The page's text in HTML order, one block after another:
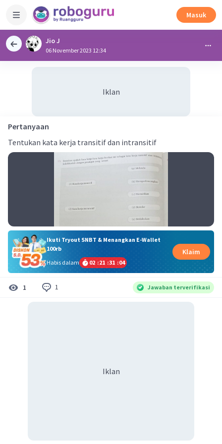
Masuk
Jio J
06 November 2023 12:34
Iklan
Pertanyaan
Tentukan kata kerja transitif dan intransitif
Ikuti Tryout SNBT & Menangkan E-Wallet
100rb
Habis dalam
02 :21 :31 :03
Klaim
1 1 Jawaban terverifikasi
Iklan